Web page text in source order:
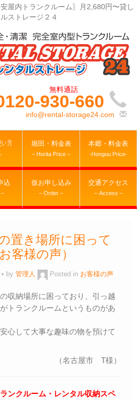
屋内トランクルーム〗月2,680円〜貸し
ストレージ２４
930-660
info@rental-storage24.com
い方 堀田・料金表
– Horita Price –
本郷・料金表
-Hongou Price-
込
–
仮お申し込み
– Order –
交通アクセス
– Access –
置き場所に困って
客様の声）
by 管理人 Posted in お客様の声
収納場所に困っており、引っ越
トランクルームというものがあ
心して大事な趣味の物を預けて
（名古屋市 T様）
ンクルーム・レンタル収納スペ